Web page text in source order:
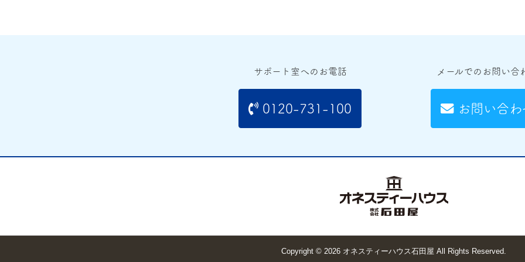
サポート室へのお電話
0120-731-100
メールでのお問い合
お問い合わ
Copyright © 2026 オネスティーハウス石田屋 All Rights Reserved.